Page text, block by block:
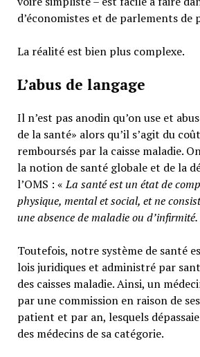
d’économistes et de parlements de
La réalité est bien plus complexe.
L’abus de langage
Il n’est pas anodin qu’on use et
de la santé» alors qu’il s’agit du
remboursés par la caisse maladie.
la notion de santé globale et de la
l’OMS : «La santé est un état de
physique, mental et social, et ne
une absence de maladie ou d’infirmité.
Toutefois, notre système de santé
lois juridiques et administré par
des caisses maladie. Ainsi, un
par une commission en raison de
patient et par an, lesquels
des médecins de sa catégorie.